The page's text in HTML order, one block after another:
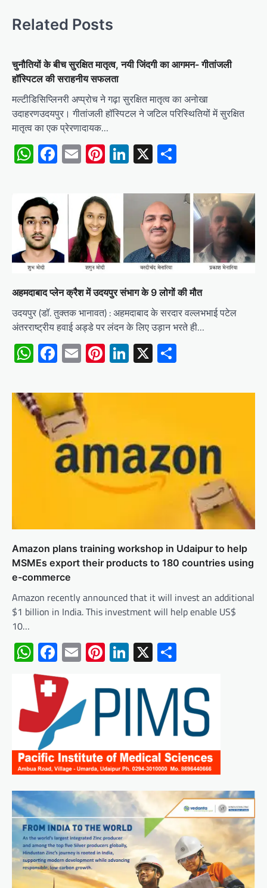
Related Posts
चुनौतियों के बीच सुरक्षित मातृत्व, नयी जिंदगी का आगमन- गीतांजली
हॉस्पिटल की सराहनीय सफलता
मल्टीडिसिप्लिनरी अप्प्रोच ने गढ़ा सुरक्षित मातृत्व का अनोखा
उदाहरणउदयपुर। गीतांजली हॉस्पिटल ने जटिल परिस्थितियों में सुरक्षित
मातृत्व का एक प्रेरणादायक…
WhatsApp
Facebook
EmailPinterest
LinkedIn
X
अहमदाबाद प्लेन क्रैश में उदयपुर संभाग के 9 लोगों की मौत
उदयपुर (डॉ. तुक्तक भानावत) : अहमदाबाद के सरदार वल्लभभाई पटेल
अंतरराष्ट्रीय हवाई अड्डे पर लंदन के लिए उड़ान भरते ही…
WhatsApp
Facebook
EmailPinterest
LinkedIn
X
Amazon plans training workshop in Udaipur to help
MSMEs export their products to 180 countries using
e-commerce
Amazon recently announced that it will invest an additional
$1 billion in India. This investment will help enable US$
10…
WhatsApp
Facebook
EmailPinterest
LinkedIn
X